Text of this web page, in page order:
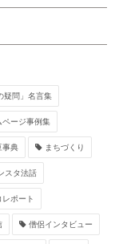
疑問」名言集
ページ事例集
事典 まちづくり
スタ法話
レポート
僧侶インタビュー